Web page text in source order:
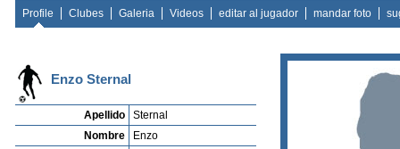
Profile Clubes Galeria Videos editar al jugador mandar foto
Enzo Sternal
Apellido
Sternal
Nombre
Enzo